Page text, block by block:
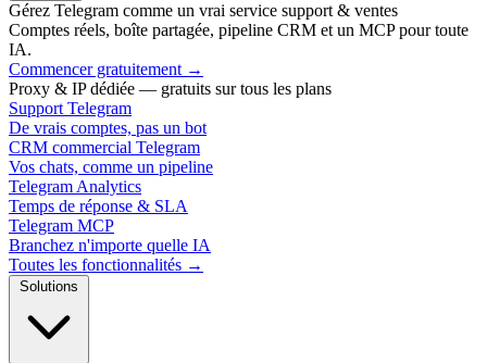
Gérez Telegram comme un vrai service support & ventes
Comptes réels, boîte partagée, pipeline CRM et un MCP pour toute
IA.
Commencer gratuitement →
Proxy & IP dédiée — gratuits sur tous les plans
Support Telegram
De vrais comptes, pas un bot
CRM commercial Telegram
Vos chats, comme un pipeline
Telegram Analytics
Temps de réponse & SLA
Telegram MCP
Branchez n'importe quelle IA
Toutes les fonctionnalités →
Solutions